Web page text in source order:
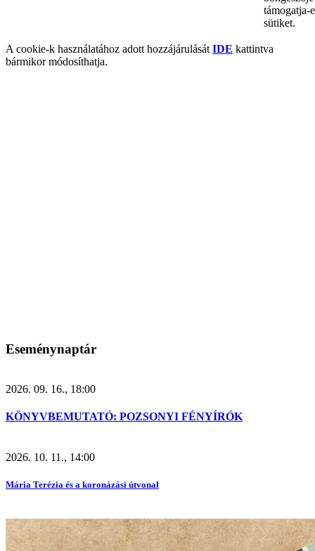
támogatja-
sütiket.
A cookie-k használatához adott hozzájárulását IDE kattintva
bármikor módosíthatja.
Eseménynaptár
2026. 09. 16., 18:00
KÖNYVBEMUTATÓ: POZSONYI FÉNYÍRÓK
2026. 10. 11., 14:00
Mária Terézia és a koronázási útvonal